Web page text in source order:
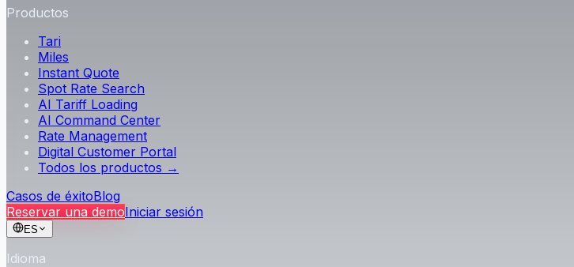
Productos
Tari
Miles
Instant Quote
Spot Rate Search
AI Tariff Loading
AI Command Center
Rate Management
Digital Customer Portal
Todos los productos →
Casos de éxitoBlog
Reservar una demoIniciar sesión
ES
Idioma